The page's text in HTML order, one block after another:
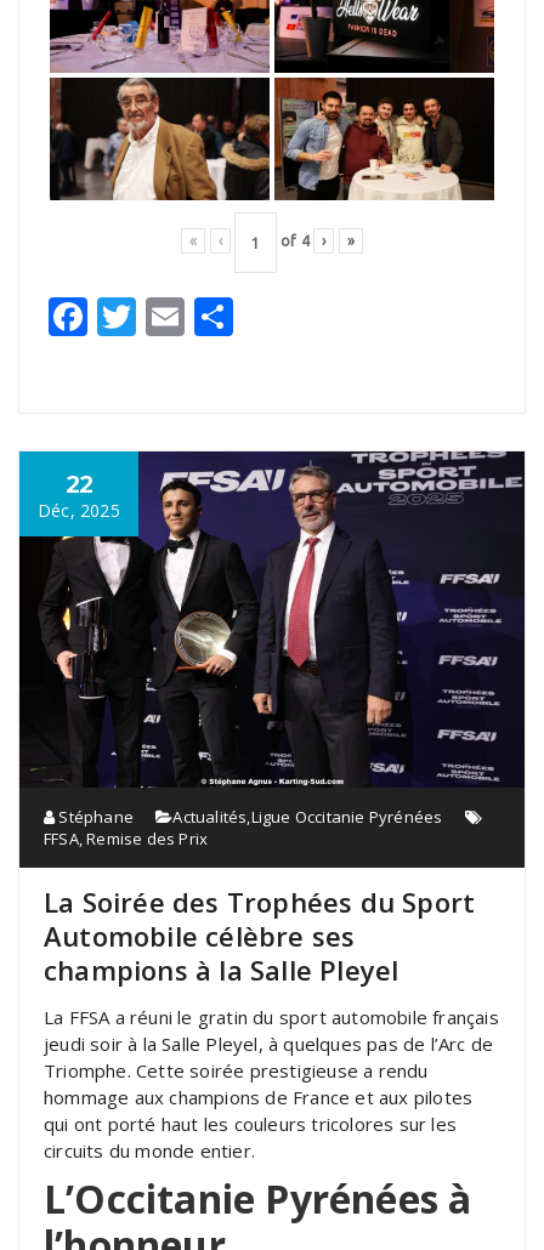
« ‹ of 4 › »
Facebook
Twitter
Email
22
Déc, 2025
Stéphane Actualités,Ligue Occitanie Pyrénées
FFSA,Remise des Prix
La Soirée des Trophées du Sport
Automobile célèbre ses
champions à la Salle Pleyel
La FFSA a réuni le gratin du sport automobile français
jeudi soir à la Salle Pleyel, à quelques pas de l’Arc de
Triomphe. Cette soirée prestigieuse a rendu
hommage aux champions de France et aux pilotes
qui ont porté haut les couleurs tricolores sur les
circuits du monde entier.
L’Occitanie Pyrénées à